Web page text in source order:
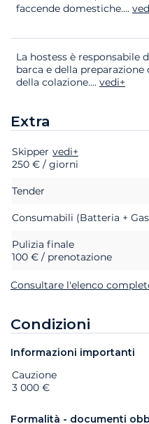
faccende domestiche....
La hostess è responsabile
barca e della
della colazione.... vedi+
Extra
Extra Stato Prezzo
Skipper vedi+
250 € / giorni
Tender
Consumabili (Batteria +
Pulizia finale
100 € / prenotazione
Consultare l'elenco
Condizioni
Informazioni importanti
Extra Stato
Cauzione
3 000 €
Formalità - documenti